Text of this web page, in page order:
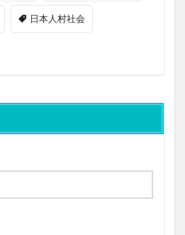
日本人村社会